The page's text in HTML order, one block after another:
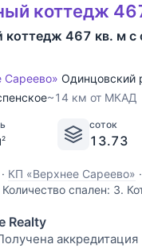
коттедж
467 кв. м с
Сареево» Одинцовский
~14 км от МКАД
2
соток
13.73
· КП «Верхнее Сареево» ·
Количество спален: 3.
15 км от МКАД. Дом
км от МКАД по
Realty
аккредитация